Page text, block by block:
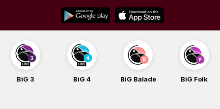
content
BiG 4 BiG Balade BiG Folk BiG iG